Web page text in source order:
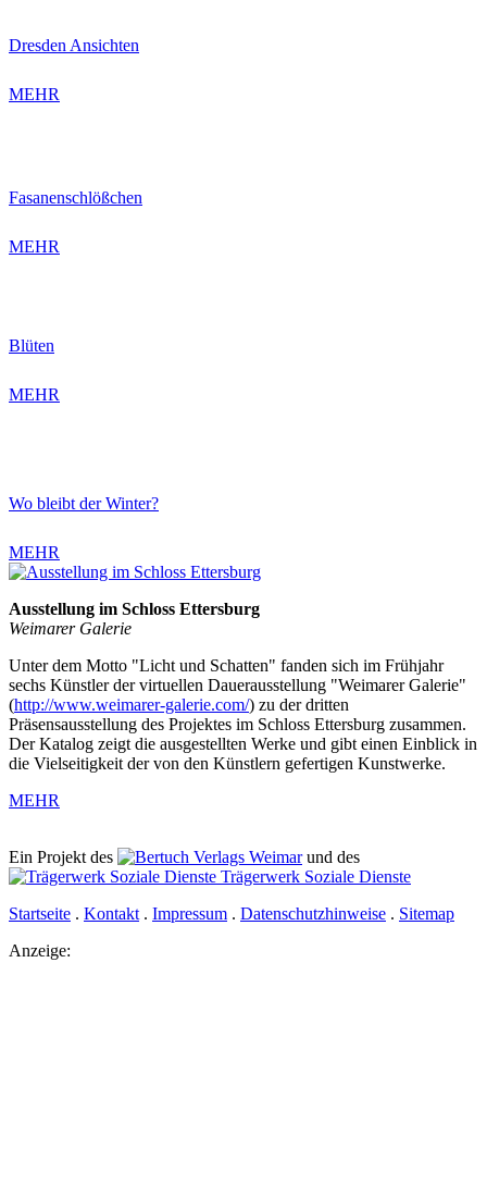
Dresden Ansichten
MEHR
Fasanenschlößchen
MEHR
Blüten
MEHR
Wo bleibt der Winter?
MEHR
Ausstellung im Schloss Ettersburg
Weimarer Galerie
Unter dem Motto "Licht und Schatten" fanden sich im Frühjahr
sechs Künstler der virtuellen Dauerausstellung "Weimarer Galerie"
(http://www.weimarer-galerie.com/) zu der dritten
Präsensausstellung des Projektes im Schloss Ettersburg zusammen.
Der Katalog zeigt die ausgestellten Werke und gibt einen Einblick in
die Vielseitigkeit der von den Künstlern gefertigen Kunstwerke.
MEHR
Ein Projekt des Verlags Weimarund des
Trägerwerk Soziale Dienste
Startseite . Kontakt . Impressum . Datenschutzhinweise . Sitemap
Anzeige: